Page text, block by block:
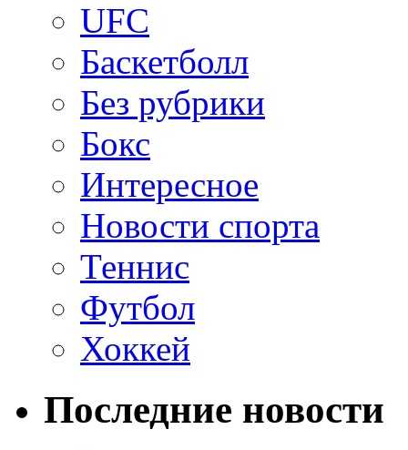
UFC
Баскетболл
Без рубрики
Бокс
Интересное
Новости спорта
Теннис
Футбол
Хоккей
Последние новости